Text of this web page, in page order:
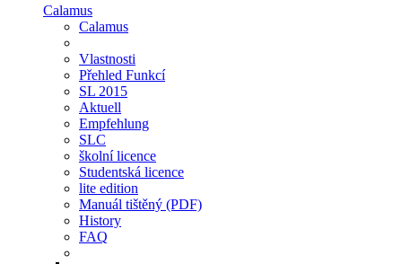
Calamus
Calamus
Vlastnosti
Přehled Funkcí
SL 2015
Aktuell
Empfehlung
SLC
školní licence
Studentská licence
lite edition
Manuál tištěný (PDF)
History
FAQ